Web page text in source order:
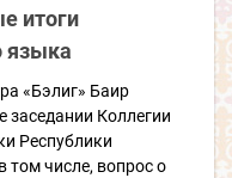
итоги
языка
«Бэлиг» Баир
заседании Коллегии
Республики
том числе, вопрос о